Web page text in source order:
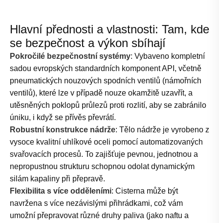
Hlavní přednosti a vlastnosti: Tam, kde
se bezpečnost a výkon sbíhají
Pokročilé bezpečnostní systémy: Vybaveno kompletní
sadou evropských standardních komponent API, včetně
pneumatických nouzových spodních ventilů (námořních
ventilů), které lze v případě nouze okamžitě uzavřít, a
utěsněných poklopů průlezů proti rozlití, aby se zabránilo
úniku, i když se přívěs převrátí.
Robustní konstrukce nádrže: Tělo nádrže je vyrobeno z
vysoce kvalitní uhlíkové oceli pomocí automatizovaných
svařovacích procesů. To zajišťuje pevnou, jednotnou a
nepropustnou strukturu schopnou odolat dynamickým
silám kapaliny při přepravě.
Flexibilita s více odděleními: Cisterna může být
navržena s více nezávislými přihrádkami, což vám
umožní přepravovat různé druhy paliva (jako naftu a